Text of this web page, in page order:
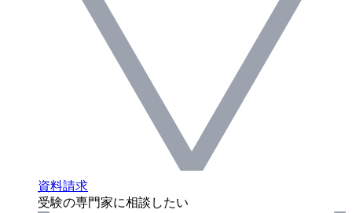
資料請求
受験の専門家に相談したい